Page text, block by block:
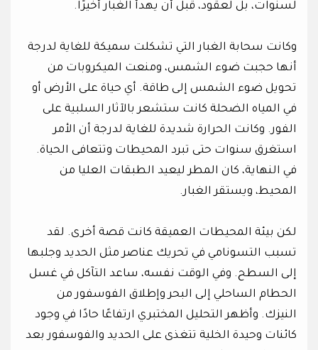
لسنوات، بل لعقود، قبل أن يهدأ الغبار أخيرًا.
وكانت سحابة الغبار التي تشكلت سميكة للغاية لدرجة
أنها حجبت ضوء الشمس، ومنعت الميكروبات من
تحويل ضوء الشمس إلى طاقة. أي حياة على الأرض أو
في المياه الضحلة كانت ستشعر بالآثار السلبية على
الفور. وكانت الحرارة شديدة للغاية لدرجة أن الأمر
استغرق سنوات حتى تبرد المحيطات وتتعافى الحياة.
في النهاية، كان المطر ليعيد الطبقات العليا من
المحيط، ويستقر الغبار.
لكن بيئة المحيطات العميقة كانت قصة أخرى. لقد
تسبب التسونامي في تحريك عناصر مثل الحديد وجلبها
إلى السطح. وفي الوقت نفسه، ساعد التآكل في غسل
الحطام الساحلي إلى البحر وإطلاق الفوسفور من
النيزك. وأظهر التحليل المختبري ارتفاعًا حادًا في وجود
كائنات وحيدة الخلية تتغذى على الحديد والفوسفور بعد